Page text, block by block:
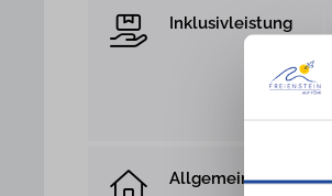
Inklusivleistung
Allgemein